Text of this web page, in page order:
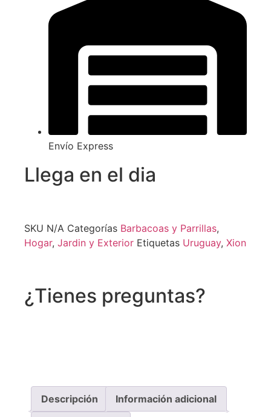
Envío Express
Llega en el dia
SKU N/A Categorías Barbacoas y Parrillas,
Hogar, Jardin y Exterior Etiquetas Uruguay, Xion
¿Tienes preguntas?
Descripción Información adicional